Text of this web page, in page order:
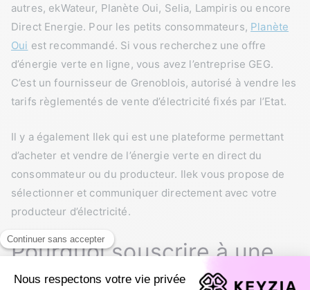
autres, ekWateur, Planète Oui, Selia, Lampiris ou encore
Direct Energie. Pour les petits consommateurs, Planète
Oui est recommandé. Si vous recherchez une offre
d’énergie verte en ligne, vous avez l’entreprise GEG.
C’est un fournisseur de Grenoblois, autorisé à vendre les
tarifs règlementés de vente d’électricité fixés par l’Etat.
Il y a également Ilek qui est une plateforme permettant
d’acheter et vendre de l’énergie verte en direct du
consommateur ou du producteur. Ilek vous propose de
sélectionner et communiquer directement avec votre
producteur d’électricité.
Pourquoi souscrire à une
offre d’énergie verte ?